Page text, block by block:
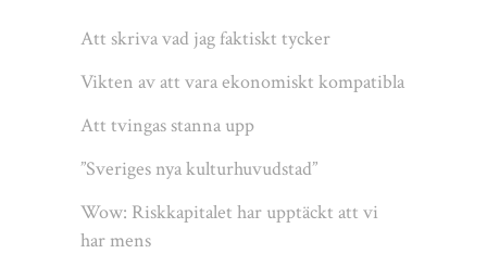
Att skriva vad jag faktiskt tycker
Vikten av att vara ekonomiskt kompatibla
Att tvingas stanna upp
”Sveriges nya kulturhuvudstad”
Wow: Riskkapitalet har upptäckt att vi
har mens